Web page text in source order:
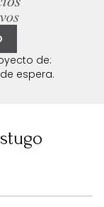
de:
espera.